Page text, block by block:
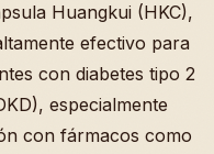
Huangkui (HKC),
efectivo para
con diabetes tipo 2
especialmente
con fármacos como